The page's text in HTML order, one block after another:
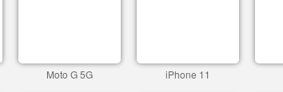
Moto G 5G iPhone 11